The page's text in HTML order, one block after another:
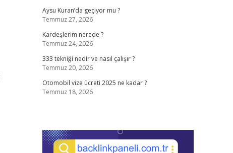
Aysu Kuran’da geçiyor mu ?
Temmuz 27, 2026
Kardeşlerim nerede ?
Temmuz 24, 2026
333 tekniği nedir ve nasıl çalışır ?
Temmuz 20, 2026
Otomobil vize ücreti 2025 ne kadar ?
Temmuz 18, 2026